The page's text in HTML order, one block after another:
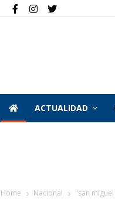
ACTUALIDAD
Home Nacional "san